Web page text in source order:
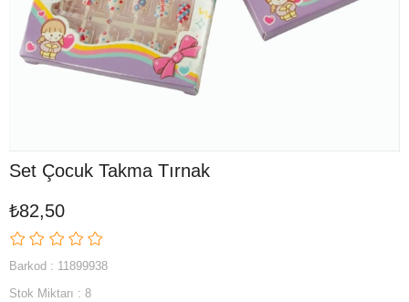
Set Çocuk Takma Tırnak
₺82,50
Barkod : 11899938
Stok Miktarı : 8